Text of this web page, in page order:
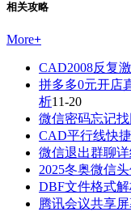
相关攻略
More+
CAD2008反复
拼多多0元开店
析11-20
微信密码忘记
CAD平行线快
微信退出群聊
2025冬奥微信
DBF文件格式
腾讯会议共享